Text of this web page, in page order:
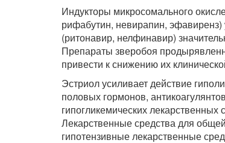
Индукторы микросомального
рифабутин, невирапин,
(ритонавир, нелфинавир)
Препараты зверобоя
привести к снижению их
Эстриол усиливает действие
половых гормонов,
гипогликемических лекарственных
Лекарственные средства для
гипотензивные лекарственные